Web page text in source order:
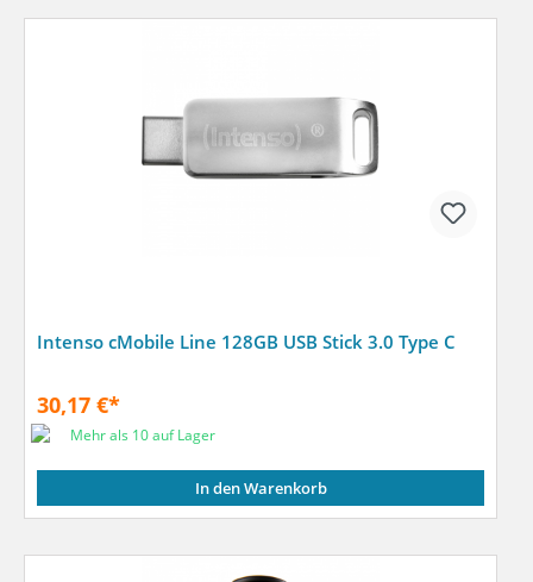
Intenso cMobile Line 128GB USB Stick 3.0 Type C
30,17 €*
Mehr als 10 auf Lager
In den Warenkorb